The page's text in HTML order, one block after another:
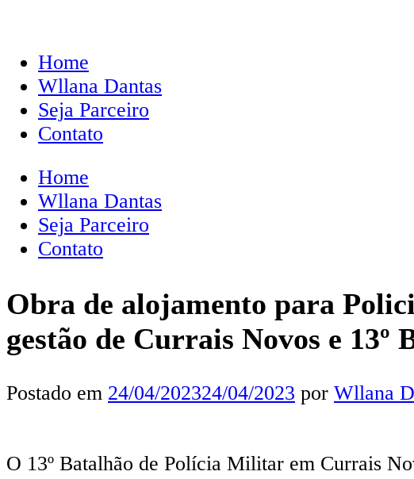
Home
Wllana Dantas
Seja Parceiro
Contato
Home
Wllana Dantas
Seja Parceiro
Contato
Obra de alojamento para
gestão de Currais Novos e 13º
Postado em 24/04/202324/04/2023 por Wllana
O 13º Batalhão de Polícia Militar em Currais